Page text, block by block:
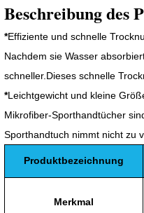
Beschreibung
*Effiziente und schnelle
Nachdem sie Wasser
schneller.Dieses schnelle
*Leichtgewicht und kleine
Mikrofiber-Sporthandtücher
Sporthandtuch nimmt nicht zu
Produktbezeichnung
Merkmal